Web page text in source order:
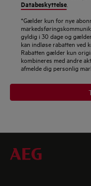
Databeskyttelse
*Gælder kun for nye
gyldig i 30 dage og
kan indløse rabatten ved
Rabatten gælder kun
kombineres med andre
afmelde dig personlig